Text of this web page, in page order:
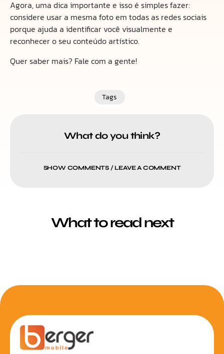
Agora, uma dica importante e isso é simples fazer:
considere usar a mesma foto em todas as redes sociais
porque ajuda a identificar você visualmente e
reconhecer o seu conteúdo artístico.
Quer saber mais? Fale com a gente!
Tags
What do you think?
SHOW COMMENTS / LEAVE A COMMENT
What to read next